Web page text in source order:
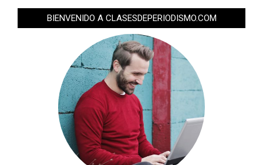
BIENVENIDO A CLASESDEPERIODISMO.COM